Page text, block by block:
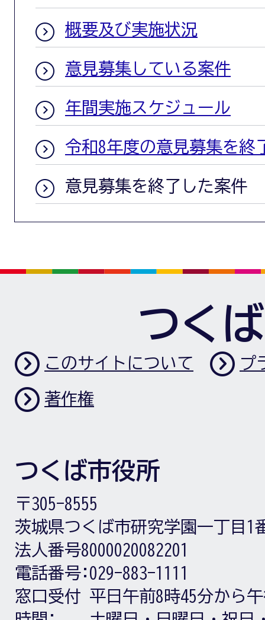
概要及び実施状況
意見募集している案件
年間実施スケジュール
令和8年度の意見募集を終
意見募集を終了した案件
つく
このサイトについて プ
著作権
つくば市役所
〒305-8555
茨城県つくば市研究学園一丁目1
法人番号8000020082201
電話番号: 029-883-1111
窓口受付 平日午前8時45分から